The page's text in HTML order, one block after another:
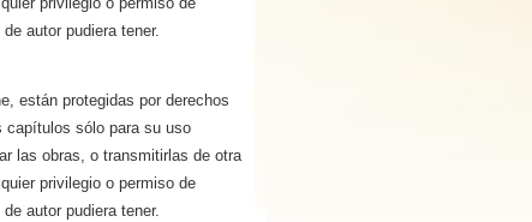
autor pudiera tener.
están protegidas por derechos
capítulos sólo para su uso
las obras, o transmitirlas de otra
privilegio o permiso de
autor pudiera tener.